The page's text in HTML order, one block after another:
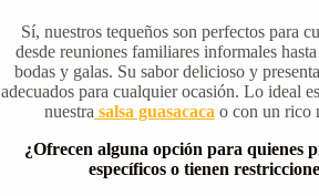
Sí, nuestros tequeños son perfectos para
desde reuniones familiares informales
bodas y galas. Su sabor delicioso y
adecuados para cualquier ocasión. Lo ideal
nuestra salsa guasacaca o con un rico
¿Ofrecen alguna opción para quienes
específicos o tienen